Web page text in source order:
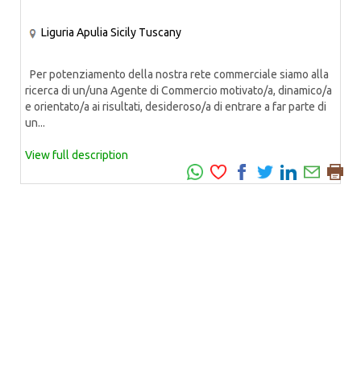
Liguria Apulia Sicily Tuscany
Per potenziamento della nostra rete commerciale siamo alla
ricerca di un/una Agente di Commercio motivato/a, dinamico/a
e orientato/a ai risultati, desideroso/a di entrare a far parte di
un...
View full description